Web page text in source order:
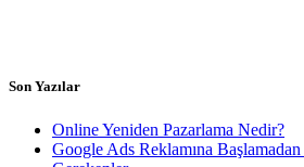
Son Yazılar
Online Yeniden Pazarlama Nedir?
Google Ads Reklamına